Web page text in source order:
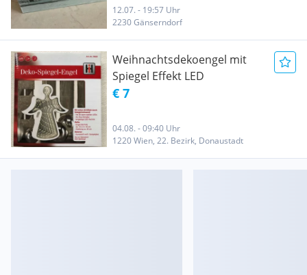
12.07. - 19:57 Uhr
2230 Gänserndorf
Weihnachtsdekoengel mit
Spiegel Effekt LED
€ 7
04.08. - 09:40 Uhr
1220 Wien, 22. Bezirk, Donaustadt